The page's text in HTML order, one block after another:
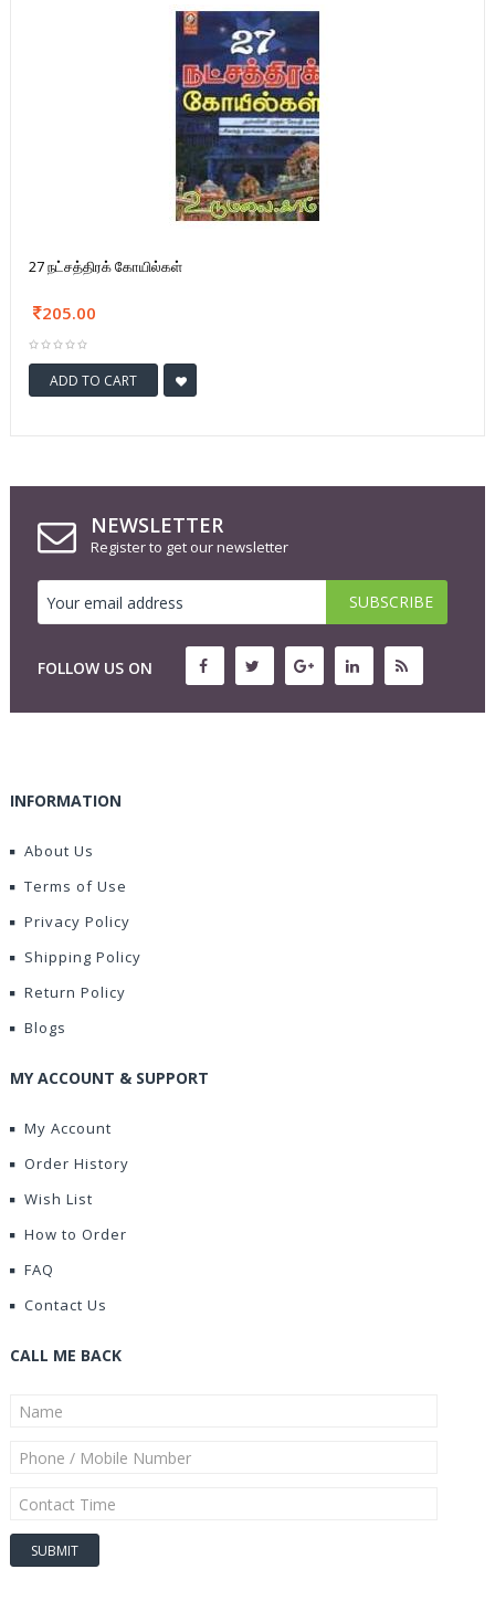
27 நட்சத்திரக் கோயில்கள்
205.00
ADD TO CART
NEWSLETTER
Register to get our newsletter
FOLLOW US ON
INFORMATION
About Us
Terms of Use
Privacy Policy
Shipping Policy
Return Policy
Blogs
MY ACCOUNT & SUPPORT
My Account
Order History
Wish List
How to Order
FAQ
Contact Us
CALL ME BACK